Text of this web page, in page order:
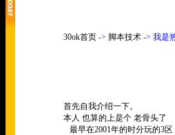
30ok首页 -> 脚本技术 -> 我是
首先自我介绍一下。
本人 也算的上是个 老骨头了
最早在2001年的时分玩的3